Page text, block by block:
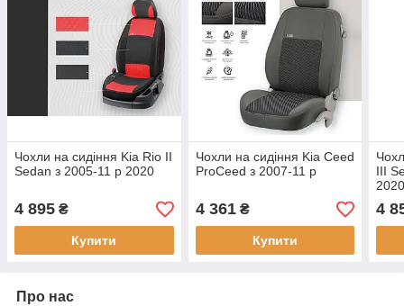
Чохли на сидіння Kia Rio II
Sedan з 2005-11 р 2020
4 895 ₴
Купити
Чохли на сидіння Kia Ceed
ProCeed з 2007-11 р
4 361₴
Купити
III
4
Про нас